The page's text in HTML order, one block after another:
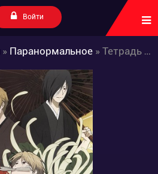
Войти
» Паранормальное » Тетрадь дружбы Нацумэ 5